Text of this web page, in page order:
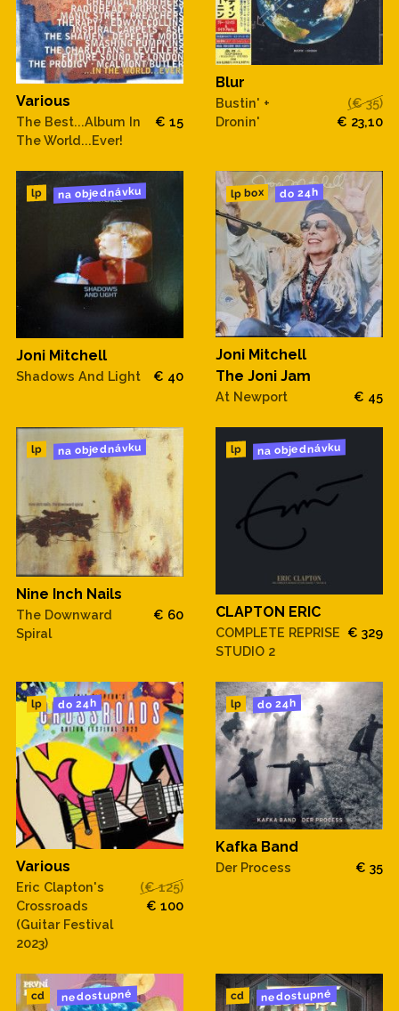
Various
The Best...Album In
The World...Ever!
€ 15
Blur
Bustin' +
Dronin'
(€ 35)
€ 23,10
lp na objednávku
Joni Mitchell
Shadows And Light € 40
lp box do 24h
Joni Mitchell
The Joni Jam
At Newport € 45
lp na objednávku
Nine Inch Nails
The Downward
Spiral
€ 60
lp na objednávku
CLAPTON ERIC
COMPLETE REPRISE
STUDIO 2
€ 329
lp do 24h
Various
Eric Clapton's
Crossroads
(Guitar Festival
2023)
(€ 125)
€ 100
lp do 24h
Kafka Band
Der Process € 35
cd nedostupné cd nedostupné